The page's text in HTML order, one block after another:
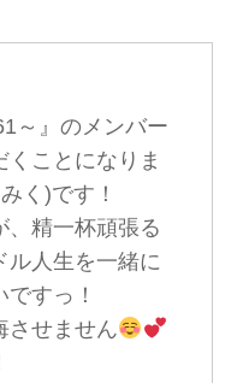
～』のメンバー
くことになりま
く)です！
、精一杯頑張る
ル人生を一緒に
すっ！
させません